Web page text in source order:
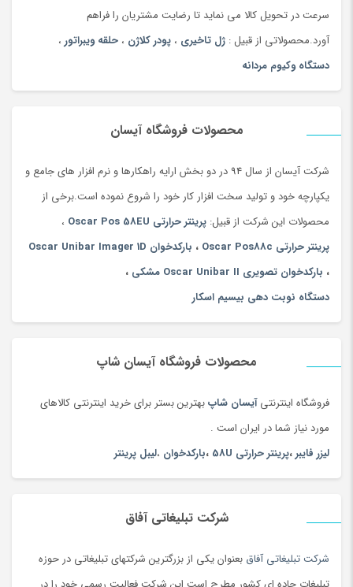
سرعت در تحویل کالا می نماید تا رضایت مشتریان را فراهم
آورد.محصولاتی از قبیل : ژل تاخیری ، پودر کلاژن ، حلقه ویبراتور،
دستگاه وکیوم مردانه
محصولات فروشگاه آیسان
شرکت آیسان از سال 94 در دو بخش ارایه راهکارها و نرم افزار های جامع و
یکپارچه خود و تولید سخت افزار کار خود را شروع نموده است.برخی از
محصولات این شرکت از قبیل: پرینتر حرارتی Oscar Pos 58EU
،
پرینتر حرارتی Oscar Pos88c
، بارکدخوان Oscar Unibar Imager 1D
، بارکدخوان تصویری Oscar Unibar II مشکی
،
دستگاه نوبت دهی بیسیم اسکار
محصولات فروشگاه آیسان شاپ
فروشگاه اینترنتیآیسان شاپبهترین بستر برای خرید اینترنتی کالاهای
مورد نیاز شما در ایران است .
لیزر فایبر،پرینتر حرارتی 58U ،بارکدخوان ،لیبل پرینتر
شرکت تبلیغاتی آفاق
شرکت تبلیغاتی آفاق بعنوان یکی از بزرگترین شرکتهای تبلیغاتی در حوزه